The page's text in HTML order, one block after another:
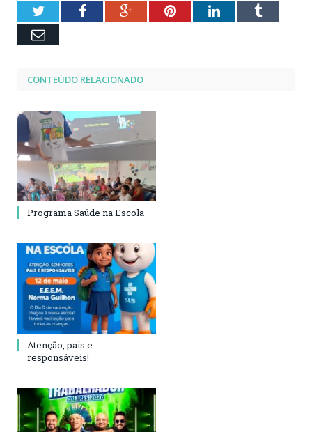
TwitterFacebookGoogle+PinterestLinkedInTumblr
Email
CONTEÚDO RELACIONADO
Programa Saúde na Escola
Atenção, pais e
responsáveis!